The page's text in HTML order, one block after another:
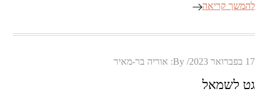
להמשך קריאה
Posted
17 בפברואר 2023 By: אוריה בר-מאיר
גט לשמאל